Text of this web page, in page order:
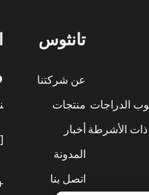
الدراجات
ذات الأشرطة
تانثوس
عن شركتنا
منتجات
أخبار
المدونة
اتصل بنا
[email protected]